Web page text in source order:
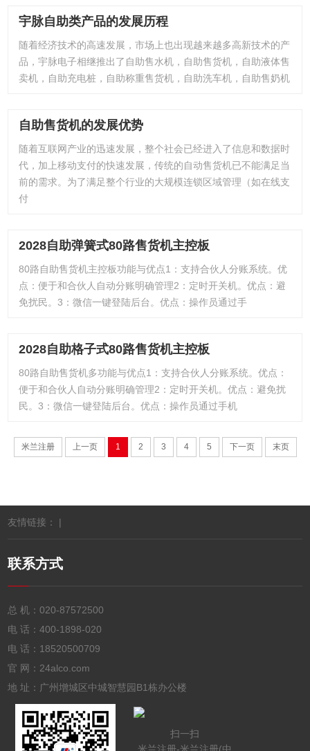
宇脉自助类产品的发展历程
随着经济技术的高速发展，市场上也出现越来越多高新技术的产
品，宇脉电子相继推出了自助售水机，自助售货机，自助液体售
卖机，自助充电桩，自助称重售货机，自助洗车机，自助售奶机
自助售货机的发展优势
随着互联网产业的迅速发展，整个社会已经进入了信息和数据时
代，加上移动支付的快速发展，传统的自动售货机已不能满足当
前的需求。为了满足整个行业的大规模连锁区域管理（如在线支
付
2028自助弹簧式80路售货机主控板
80路自助售货机主控板功能与优点1：支持合伙人分账系统。优
点：便于和合伙人自动分账明确管理2：定时开关机。优点：避
免扰民。3：微信一键登陆后台。优点：操作员通过手
2028自助格子式80路售货机主控板
80路自助售货机多功能与优点1：支持合伙人分账系统。优点：
便于和合伙人自动分账明确管理2：定时开关机。优点：避免扰
民。3：微信一键登陆后台。优点：操作员通过手机
米兰注册 上一页 1 2 3 4 5 下一页 末页
友情链接： |
联系方式
总 机：020-87572500
电 话：400-1898-020
电 话： 18520500709
官 网：24alco.com
地 址：广州增城区中城智慧园B1栋办公楼
扫一扫